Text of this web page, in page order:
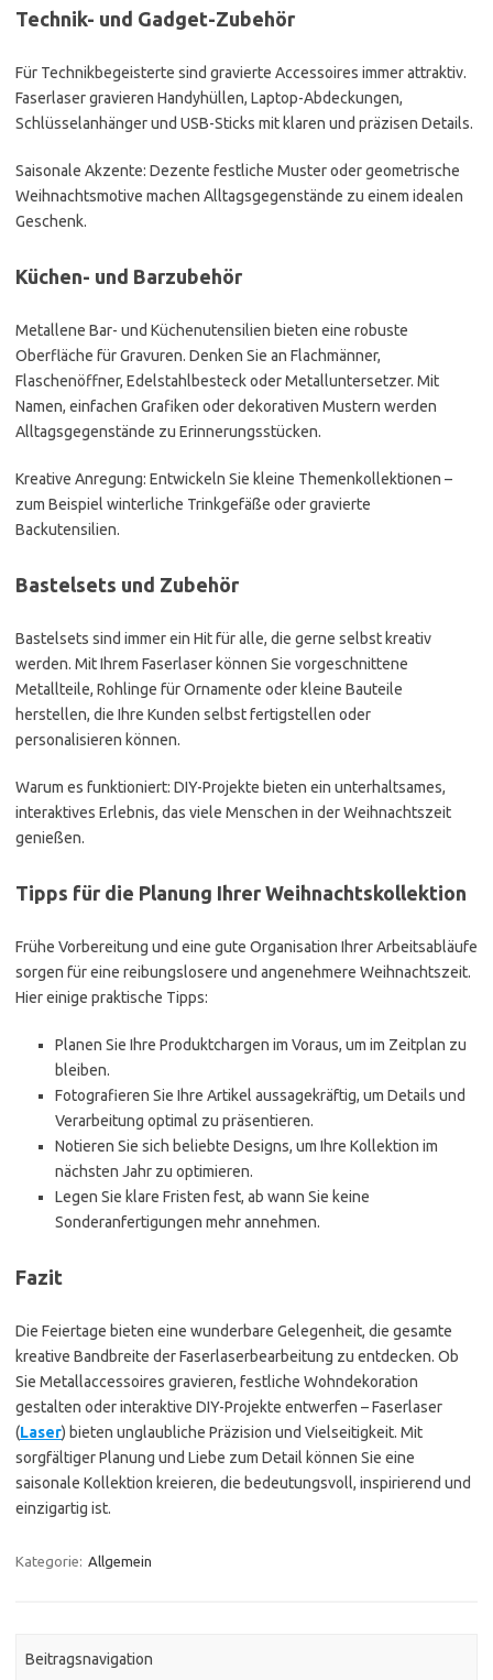
Technik- und Gadget-Zubehör
Für Technikbegeisterte sind gravierte Accessoires immer attraktiv.
Faserlaser gravieren Handyhüllen, Laptop-Abdeckungen,
Schlüsselanhänger und USB-Sticks mit klaren und präzisen Details.
Saisonale Akzente: Dezente festliche Muster oder geometrische
Weihnachtsmotive machen Alltagsgegenstände zu einem idealen
Geschenk.
Küchen- und Barzubehör
Metallene Bar- und Küchenutensilien bieten eine robuste
Oberfläche für Gravuren. Denken Sie an Flachmänner,
Flaschenöffner, Edelstahlbesteck oder Metalluntersetzer. Mit
Namen, einfachen Grafiken oder dekorativen Mustern werden
Alltagsgegenstände zu Erinnerungsstücken.
Kreative Anregung: Entwickeln Sie kleine Themenkollektionen –
zum Beispiel winterliche Trinkgefäße oder gravierte
Backutensilien.
Bastelsets und Zubehör
Bastelsets sind immer ein Hit für alle, die gerne selbst kreativ
werden. Mit Ihrem Faserlaser können Sie vorgeschnittene
Metallteile, Rohlinge für Ornamente oder kleine Bauteile
herstellen, die Ihre Kunden selbst fertigstellen oder
personalisieren können.
Warum es funktioniert: DIY-Projekte bieten ein unterhaltsames,
interaktives Erlebnis, das viele Menschen in der Weihnachtszeit
genießen.
Tipps für die Planung Ihrer Weihnachtskollektion
Frühe Vorbereitung und eine gute Organisation Ihrer Arbeitsabläufe
sorgen für eine reibungslosere und angenehmere Weihnachtszeit.
Hier einige praktische Tipps:
Planen Sie Ihre Produktchargen im Voraus, um im Zeitplan zu
bleiben.
Fotografieren Sie Ihre Artikel aussagekräftig, um Details und
Verarbeitung optimal zu präsentieren.
Notieren Sie sich beliebte Designs, um Ihre Kollektion im
nächsten Jahr zu optimieren.
Legen Sie klare Fristen fest, ab wann Sie keine
Sonderanfertigungen mehr annehmen.
Fazit
Die Feiertage bieten eine wunderbare Gelegenheit, die gesamte
kreative Bandbreite der Faserlaserbearbeitung zu entdecken. Ob
Sie Metallaccessoires gravieren, festliche Wohndekoration
gestalten oder interaktive DIY-Projekte entwerfen – Faserlaser
(Laser) bieten unglaubliche Präzision und Vielseitigkeit. Mit
sorgfältiger Planung und Liebe zum Detail können Sie eine
saisonale Kollektion kreieren, die bedeutungsvoll, inspirierend und
einzigartig ist.
Kategorie: Allgemein
Beitragsnavigation